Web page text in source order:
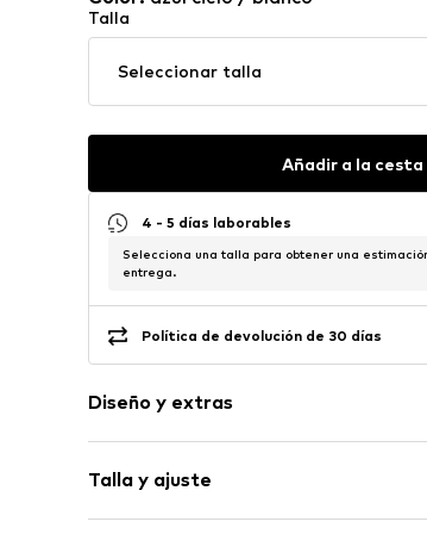
Talla
Seleccionar talla
Añadir a la cesta
4 - 5 días laborables
Selecciona una talla para obtener una
entrega.
Política de devolución de 30 días
Diseño y extras
Estampado en toda la superficie
Una pieza.
Talla y ajuste